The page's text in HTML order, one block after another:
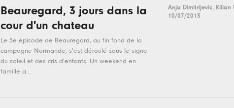
Beauregard, 3 jours dans la
cour d'un chateau
Le 5e épisode de Beauregard, au fin fond de la
campagne Normande, s'est déroulé sous le signe
du soleil et des cris d'enfants. Un weekend en
famille a...
Anja Dimitrijevic, Kilian
10/07/2013